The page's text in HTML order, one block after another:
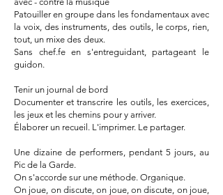
Patouiller en groupe dans les fondamentaux avec
la voix, des instruments, des outils, le corps, rien,
tout, un mixe des deux.
Sans chef.fe en s'entreguidant, partageant le
guidon.
Tenir un journal de bord
Documenter et transcrire les outils, les exercices,
les jeux et les chemins pour y arriver.
Élaborer un recueil. L'imprimer. Le partager.
Une dizaine de performers, pendant 5 jours, au
Pic de la Garde.
On s'accorde sur une méthode. Organique.
On joue, on discute, on joue, on discute, on joue,